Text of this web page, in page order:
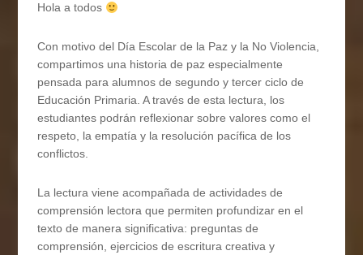
Hola a todos
Con motivo del Día Escolar de la Paz y la No Violencia,
compartimos una historia de paz especialmente
pensada para alumnos de segundo y tercer ciclo de
Educación Primaria. A través de esta lectura, los
estudiantes podrán reflexionar sobre valores como el
respeto, la empatía y la resolución pacífica de los
conflictos.
La lectura viene acompañada de actividades de
comprensión lectora que permiten profundizar en el
texto de manera significativa: preguntas de
comprensión, ejercicios de escritura creativa y